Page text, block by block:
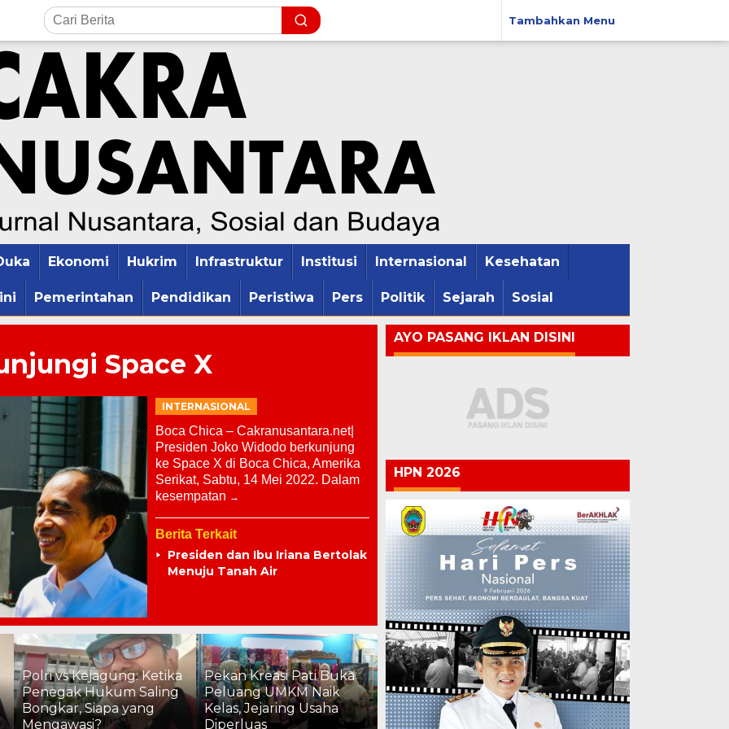
Tambahkan Menu
Ekonomi Hukrim Infrastruktur Institusi Internasional Kesehatan
Pemerintahan Pendidikan Peristiwa Pers Politik Sejarah Sosial
Space X
INTERNASIONAL
Boca Chica – Cakranusantara.net|
Presiden Joko Widodo berkunjung
ke Space X di Boca Chica, Amerika
Serikat, Sabtu, 14 Mei 2022. Dalam
kesempatan
Berita Terkait
Presiden dan Ibu Iriana Bertolak
Menuju Tanah Air
Pekan Kreasi Pati Buka
Peluang UMKM Naik
Kelas, Jejaring Usaha
Diperluas
Semarak HUT ke-81 RI,
Lapas Pati Gelar Pekan
Olahraga, Warga Binaan
Antusias Ikuti Berbagai
Lomba
Lapas Pati Berikan Premi
kepada Warga Binaan,
Apresiasi Hasil
Pembinaan Kemandirian
Periode Juli 2026
Kepolisian Vs
Saling Bongkar Aib
Institusi
AYO PASANG IKLAN DISINI
HPN 2026